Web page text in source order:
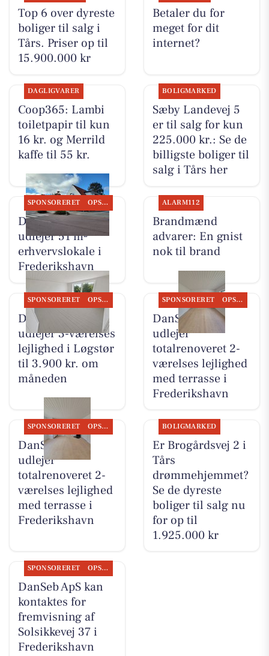
Top 6 over dyreste
boliger til salg i
Tårs. Priser op til
15.900.000 kr
Betaler du for
meget for dit
internet?
DAGLIGVARER
Coop365: Lambi
toiletpapir til kun
16 kr. og Merrild
kaffe til 55 kr.
BOLIGMARKED
Sæby Landevej 5
er til salg for kun
225.000 kr.: Se de
billigste boliger til
salg i Tårs her
SPONSORERET OPSLAGSTAVLEN
DanSeb ApS
udlejer 51 m²
erhvervslokale i
Frederikshavn
ALARM112
Brandmænd
advarer: En gnist
nok til brand
SPONSORERET OPSLAGSTAVLEN
DanSeb ApS
udlejer 3-værelses
lejlighed i Løgstør
til 3.900 kr. om
måneden
SPONSORERET OPSLAGSTAVLEN
DanSeb ApS
udlejer
totalrenoveret 2-
værelses lejlighed
med terrasse i
Frederikshavn
SPONSORERET OPSLAGSTAVLEN
DanSeb ApS
udlejer
totalrenoveret 2-
værelses lejlighed
med terrasse i
Frederikshavn
BOLIGMARKED
Er Brogårdsvej 2 i
Tårs
drømmehjemmet?
Se de dyreste
boliger til salg nu
for op til
1.925.000 kr
SPONSORERET OPSLAGSTAVLEN
DanSeb ApS kan
kontaktes for
fremvisning af
Solsikkevej 37 i
Frederikshavn